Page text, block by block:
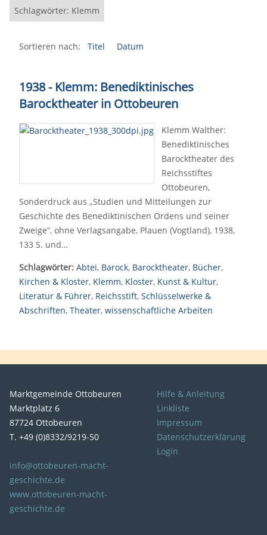
Schlagwörter: Klemm
Sortieren nach: Titel Datum
1938 - Klemm: Benediktinisches
Barocktheater in Ottobeuren
Klemm Walther:
Benediktinisches
Barocktheater des
Reichsstiftes
Ottobeuren,
Sonderdruck aus „Studien und Mitteilungen zur
Geschichte des Benediktinischen Ordens und seiner
Zweige“, ohne Verlagsangabe, Plauen (Vogtland), 1938,
133 S. und…
Schlagwörter: Abtei, Barock, Barocktheater, Bücher,
Kirchen & Kloster, Klemm, Kloster, Kunst & Kultur,
Literatur & Führer, Reichsstift, Schlüsselwerke &
Abschriften, Theater, wissenschaftliche Arbeiten
Marktgemeinde Ottobeuren
Marktplatz 6
87724 Ottobeuren
T. +49 (0)8332/9219-50
info@ottobeuren-macht-
geschichte.de
www.ottobeuren-macht-
geschichte.de
Hilfe & Anleitung
Linkliste
Impressum
Datenschutzerklärung
Login